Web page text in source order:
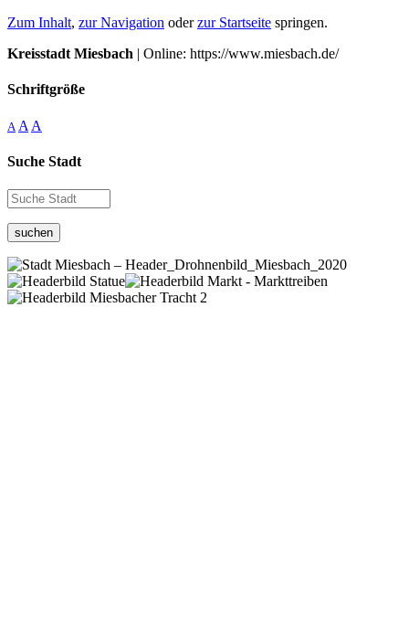
Zum Inhalt, zur Navigation oderzur Startseite springen.
Kreisstadt Miesbach | Online: https://www.miesbach.de/
Schriftgröße
A A A
Suche Stadt
suchen